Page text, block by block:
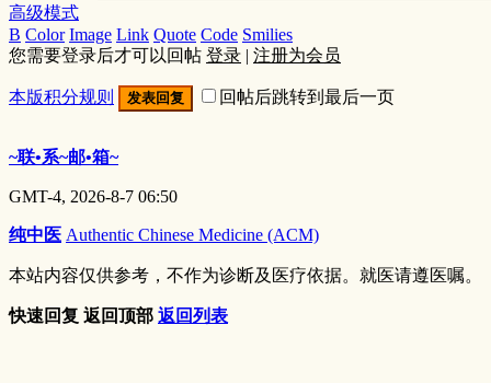
高级模式
B Color Image Link Quote Code Smilies
您需要登录后才可以回帖 登录 | 注册为会员
本版积分规则 发表回复 回帖后跳转到最后一页
~联•系~邮•箱~
GMT-4, 2026-8-7 06:50
纯中医 Authentic Chinese Medicine (ACM)
本站内容仅供参考，不作为诊断及医疗依据。就医请遵医嘱。
快速回复 返回顶部 返回列表